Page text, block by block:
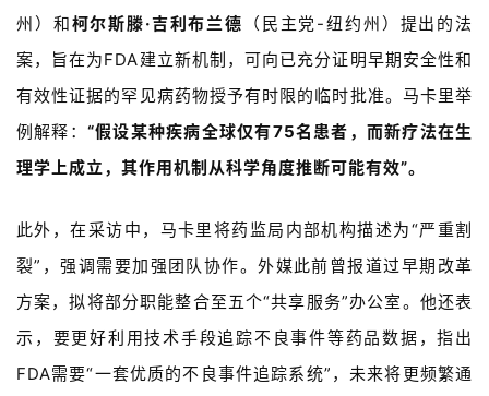
A
l
l
n
g
i
s
h
联
我
州） 和柯尔斯滕·吉利布兰德 （民主党-纽约州） 提出的法
案，旨在为FDA建立新机制，可向已充分证明早期安全性和
有效性证据的罕见病药物授予有时限的临时批准。马卡里举
例解释： “假设某种疾病全球仅有75名患者，而新疗法在生
理学上成立，其作用机制从科学角度推断可能有效”。
此外，在采访中，马卡里将药监局内部机构描述为“严重割
裂”，强调需要加强团队协作。外媒此前曾报道过早期改革
方案，拟将部分职能整合至五个“共享服务”办公室。他还表
示，要更好利用技术手段追踪不良事件等药品数据，指出
FDA需要“一套优质的不良事件追踪系统”，未来将更频繁通